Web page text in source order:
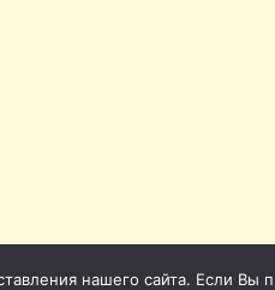
нашего сайта. Если Вы